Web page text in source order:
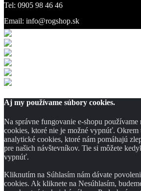
Tel: 0905 98 46 46
Email: info@rogshop.sk
Aj my používame súbory cookies.
Na správne fungovanie e-shopu
cookies, ktoré nie je možné vypnúť. Okrem
analytické cookies, ktoré nám pomáhajú
pre našich návštevníkov. Tie si môžete
vypnúť.
Kliknutím na Súhlasím nám dávate
cookies. Ak kliknete na Nesúhlasím,